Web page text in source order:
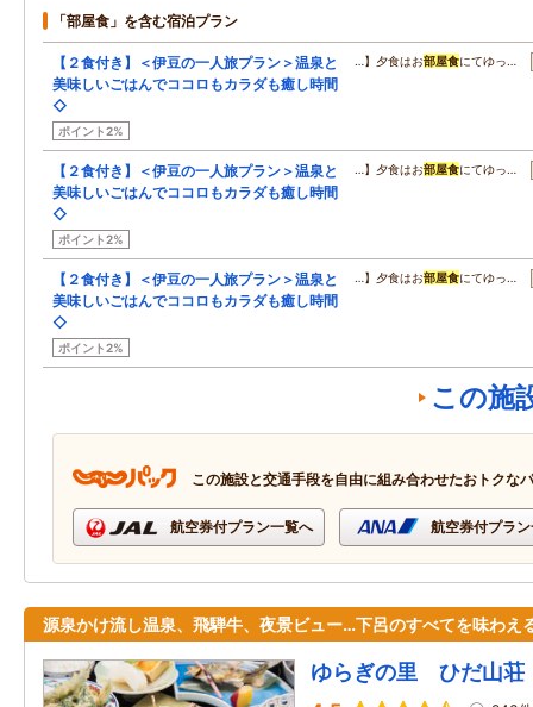
「部屋食」を含む宿泊プラン
【２食付き】＜伊豆の一人旅プラン＞温泉と
美味しいごはんでココロもカラダも癒し時間
◇
ポイント2%
…】夕食はお部屋食にてゆっ…
【２食付き】＜伊豆の一人旅プラン＞温泉と
美味しいごはんでココロもカラダも癒し時間
◇
ポイント2%
…】夕食はお部屋食にてゆっ…
【２食付き】＜伊豆の一人旅プラン＞温泉と
美味しいごはんでココロもカラダも癒し時間
◇
ポイント2%
…】夕食はお部屋食にてゆっ…
この施
この施設と交通手段を自由に組み合わせたおトクな
航空券付プラン一覧へ 航空券付プラ
源泉かけ流し温泉、飛騨牛、夜景ビュー…下呂のすべてを味わえ
ゆらぎの里 ひだ山荘